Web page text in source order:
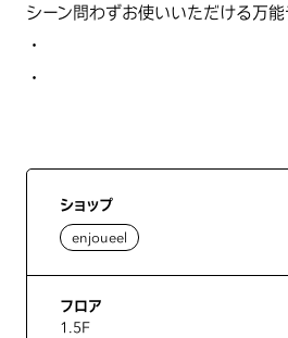
シーン問わずお使いいただける万
・
・
ショップ
enjoueel
フロア
1.5F